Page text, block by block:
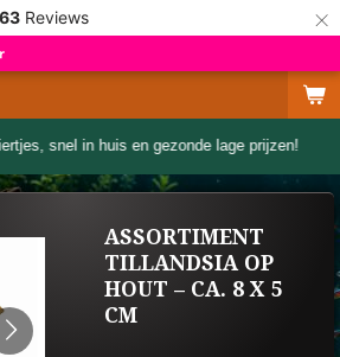
Reviews ×
snel in huis en gezonde lage prijzen!
ASSORTIMENT
TILLANDSIA OP
HOUT – CA. 8 X 5
CM